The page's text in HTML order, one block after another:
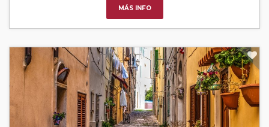
MÁS INFO